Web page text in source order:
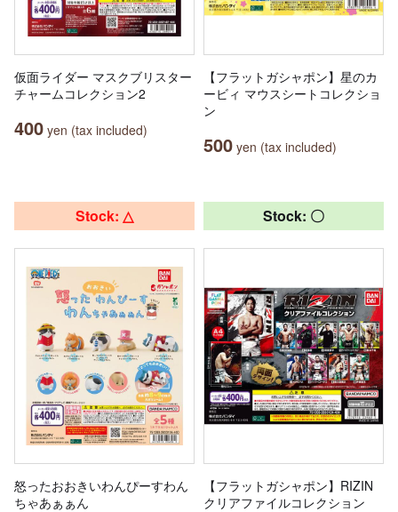
仮面ライダー マスクブリスター
チャームコレクション2
400 yen (tax included)
【フラットガシャポン】星のカ
ービィ マウスシートコレクショ
ン
500 yen (tax included)
Stock: △
怒ったおおきいわんぴーすわん
ちゃあぁぁん
Stock: 〇
【フラットガシャポン】RIZIN
クリアファイルコレクション